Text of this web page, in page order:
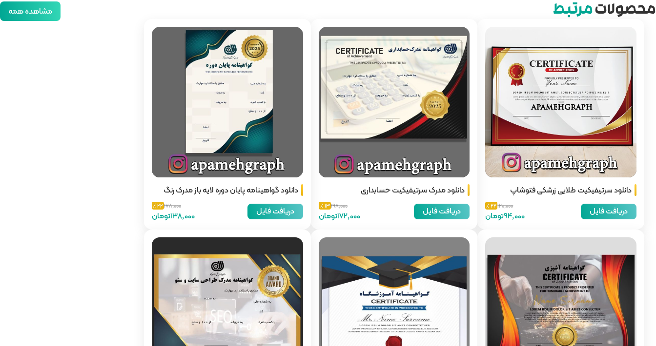
محصولاتمرتبط مشاهده همه
دانلود سرتیفیکیت طلایی زرشکی فتوشاپ
دریافت فایل
120,00022 ٪
94,000تومان
دانلود مدرک سرتیفیکیت حسابداری
دریافت فایل
198,00013 ٪
172,000تومان
دانلود گواهینامه پایان دوره لایه باز مدرک رنگ
خاص
دریافت فایل 178,00022 ٪
138,000تومان